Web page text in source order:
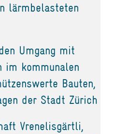
lärmbelasteten
Umgang mit
im kommunalen
Bauten,
der Stadt Zürich
Vrenelisgärtli,